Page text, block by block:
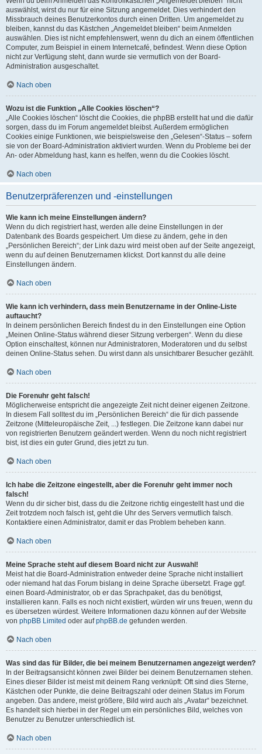
auswählst, wirst du nur für eine Sitzung angemeldet. Dies verhindert den
Missbrauch deines Benutzerkontos durch einen Dritten. Um angemeldet zu
bleiben, kannst du das Kästchen „Angemeldet bleiben“ beim Anmelden
auswählen. Dies ist nicht empfehlenswert, wenn du dich an einem öffentlichen
Computer, zum Beispiel in einem Internetcafé, befindest. Wenn diese Option
nicht zur Verfügung steht, dann wurde sie vermutlich von der Board-
Administration ausgeschaltet.
Nach oben
Wozu ist die Funktion „Alle Cookies löschen“?
„Alle Cookies löschen“ löscht die Cookies, die phpBB erstellt hat und die dafür
sorgen, dass du im Forum angemeldet bleibst. Außerdem ermöglichen
Cookies einige Funktionen, wie beispielsweise den „Gelesen“-Status – sofern
sie von der Board-Administration aktiviert wurden. Wenn du Probleme bei der
An- oder Abmeldung hast, kann es helfen, wenn du die Cookies löscht.
Nach oben
Benutzerpräferenzen und -einstellungen
Wie kann ich meine Einstellungen ändern?
Wenn du dich registriert hast, werden alle deine Einstellungen in der
Datenbank des Boards gespeichert. Um diese zu ändern, gehe in den
„Persönlichen Bereich“; der Link dazu wird meist oben auf der Seite angezeigt,
wenn du auf deinen Benutzernamen klickst. Dort kannst du alle deine
Einstellungen ändern.
Nach oben
Wie kann ich verhindern, dass mein Benutzername in der Online-Liste
auftaucht?
In deinem persönlichen Bereich findest du in den Einstellungen eine Option
„Meinen Online-Status während dieser Sitzung verbergen“. Wenn du diese
Option einschaltest, können nur Administratoren, Moderatoren und du selbst
deinen Online-Status sehen. Du wirst dann als unsichtbarer Besucher gezählt.
Nach oben
Die Forenuhr geht falsch!
Möglicherweise entspricht die angezeigte Zeit nicht deiner eigenen Zeitzone.
In diesem Fall solltest du im „Persönlichen Bereich“ die für dich passende
Zeitzone (Mitteleuropäische Zeit, ...) festlegen. Die Zeitzone kann dabei nur
von registrierten Benutzern geändert werden. Wenn du noch nicht registriert
bist, ist dies ein guter Grund, dies jetzt zu tun.
Nach oben
Ich habe die Zeitzone eingestellt, aber die Forenuhr geht immer noch
falsch!
Wenn du dir sicher bist, dass du die Zeitzone richtig eingestellt hast und die
Zeit trotzdem noch falsch ist, geht die Uhr des Servers vermutlich falsch.
Kontaktiere einen Administrator, damit er das Problem beheben kann.
Nach oben
Meine Sprache steht auf diesem Board nicht zur Auswahl!
Meist hat die Board-Administration entweder deine Sprache nicht installiert
oder niemand hat das Forum bislang in deine Sprache übersetzt. Frage ggf.
einen Board-Administrator, ob er das Sprachpaket, das du benötigst,
installieren kann. Falls es noch nicht existiert, würden wir uns freuen, wenn du
es übersetzen würdest. Weitere Informationen dazu können auf der Website
von phpBB Limited oder aufphpBB.de gefunden werden.
Nach oben
Was sind das für Bilder, die bei meinem Benutzernamen angezeigt werden?
In der Beitragsansicht können zwei Bilder bei deinem Benutzernamen stehen.
Eines dieser Bilder ist meist mit deinem Rang verknüpft: Oft sind dies Sterne,
Kästchen oder Punkte, die deine Beitragszahl oder deinen Status im Forum
angeben. Das andere, meist größere, Bild wird auch als „Avatar“ bezeichnet.
Es handelt sich hierbei in der Regel um ein persönliches Bild, welches von
Benutzer zu Benutzer unterschiedlich ist.
Nach oben